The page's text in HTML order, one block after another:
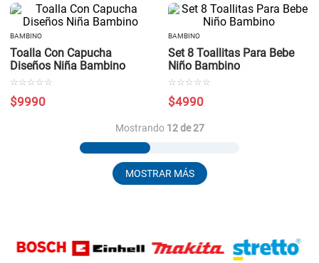
BAMBINO
Toalla Con Capucha
Diseños Niña Bambino
☆ ☆ ☆ ☆ ☆
$9990
BAMBINO
Set 8 Toallitas Para Bebe
Niño Bambino
☆ ☆ ☆ ☆ ☆
$4990
Mostrando 12 de 27
MOSTRAR MÁS